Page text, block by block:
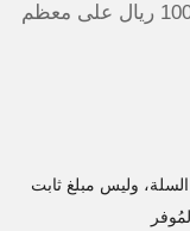
20% من الكود الفعال يساوي أو يتجاوز 100 ريال على معظم